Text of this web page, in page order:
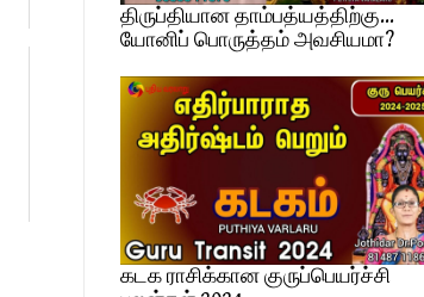
திருப்தியான தாம்பத்யத்திற்கு…
யோனிப் பொருத்தம் அவசியமா?
கடக ராசிக்கான குருப்பெயர்ச்சி